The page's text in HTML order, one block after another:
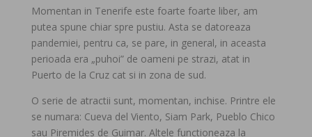
Momentan in Tenerife este foarte foarte liber, am
putea spune chiar spre pustiu. Asta se datoreaza
pandemiei, pentru ca, se pare, in general, in aceasta
perioada era „puhoi” de oameni pe strazi, atat in
Puerto de la Cruz cat si in zona de sud.
O serie de atractii sunt, momentan, inchise. Printre ele
se numara: Cueva del Viento, Siam Park, Pueblo Chico
sau Piremides de Guimar. Altele functioneaza la